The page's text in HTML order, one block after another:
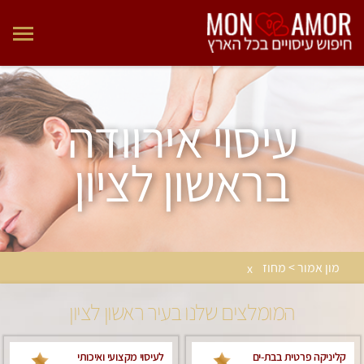
עיסוי אירוודה
בראשון לציון
מון אמור > מחוז x
המומלצים שלנו בעיר ראשון לציון
קליניקה פרטית בבת-ים
לעיסוי מקצועי ואיכותי